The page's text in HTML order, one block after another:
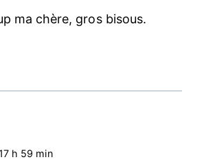
ma chère, gros bisous.
h 59 min